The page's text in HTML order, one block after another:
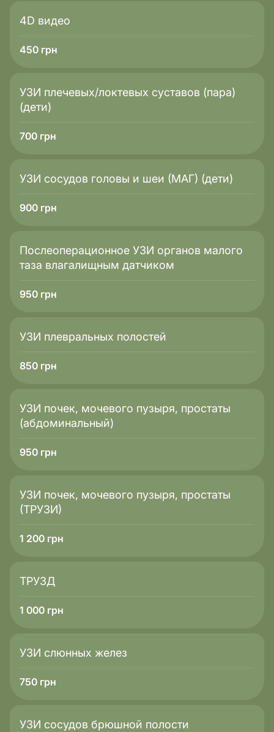
4D видео
450 грн
УЗИ плечевых/локтевых суставов (пара)
(дети)
700 грн
УЗИ сосудов головы и шеи (МАГ) (дети)
900 грн
Послеоперационное УЗИ органов малого
таза влагалищным датчиком
950 грн
УЗИ плевральных полостей
850 грн
УЗИ почек, мочевого пузыря, простаты
(абдоминальный)
950 грн
УЗИ почек, мочевого пузыря, простаты
(ТРУЗИ)
1 200 грн
ТРУЗД
1 000 грн
УЗИ слюнных желез
750 грн
УЗИ сосудов брюшной полости